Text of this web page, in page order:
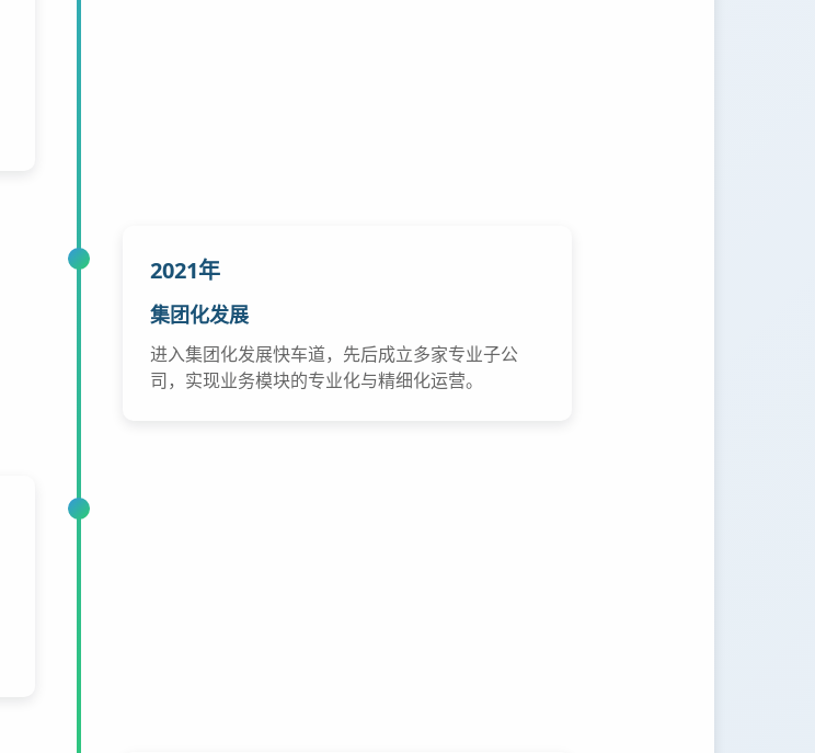
2021年
集团化发展
进入集团化发展快车道，先后成立多家专业子公
司，实现业务模块的专业化与精细化运营。